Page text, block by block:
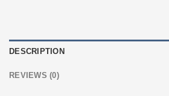
DESCRIPTION
REVIEWS (0)